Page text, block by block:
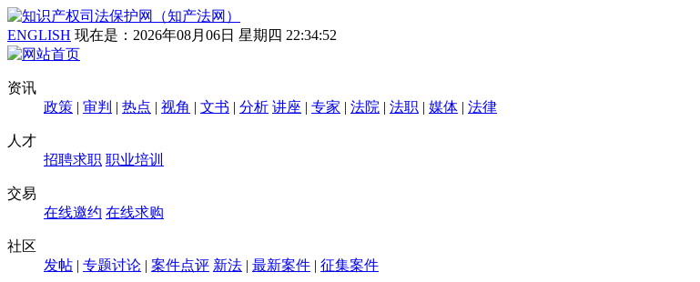
ENGLISH 现在是： 2026年08月06日 星期四 22:34:54
资讯
政策 | 审判 | 热点 | 视角 | 文书 | 分析 讲座 | 专家 | 法院 | 法职 | 媒体 | 法律
人才
招聘求职 职业培训
交易
在线邀约 在线求购
社区
发帖 | 专题讨论 | 案件点评 新法 | 最新案件 | 征集案件